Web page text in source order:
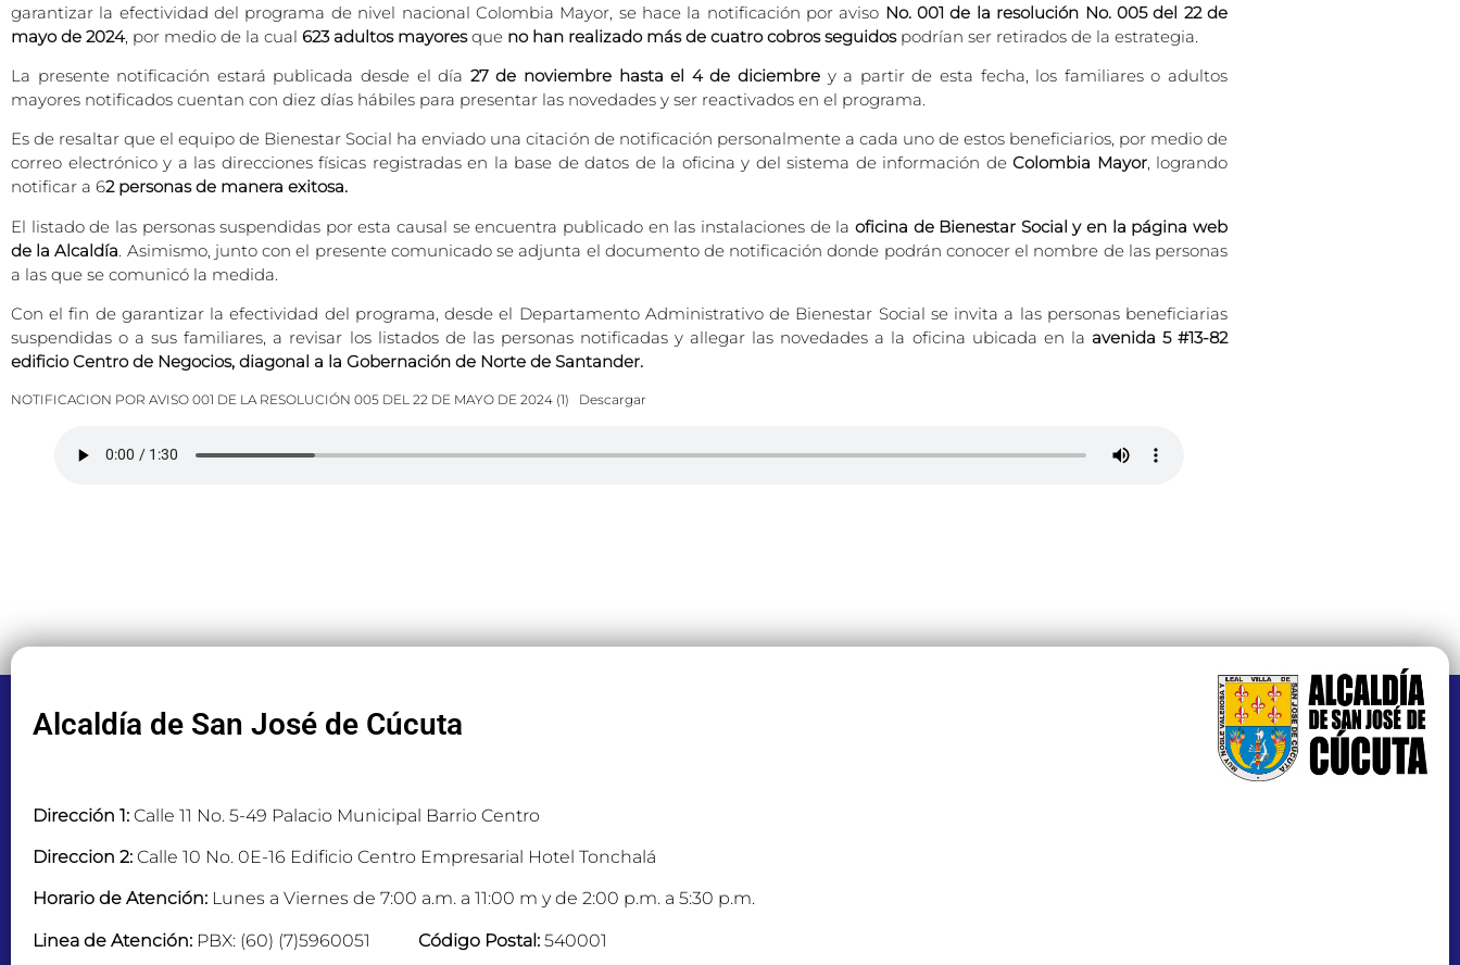
garantizar la efectividad del programa de nivel nacional Colombia Mayor, se hace la notificación por aviso No. 001 de la resolución No. 005 del 22 de
mayo de 2024, por medio de la cual 623 adultos mayoresque no han realizado más de cuatro cobros seguidospodrían ser retirados de la estrategia.
La presente notificación estará publicada desde el día 27 de noviembre hasta el 4 de diciembre y a partir de esta fecha, los familiares o adultos
mayores notificados cuentan con diez días hábiles para presentar las novedades y ser reactivados en el programa.
Es de resaltar que el equipo de Bienestar Social ha enviado una citación de notificación personalmente a cada uno de estos beneficiarios, por medio de
correo electrónico y a las direcciones físicas registradas en la base de datos de la oficina y del sistema de información de Colombia Mayor, logrando
notificar a 62 personas de manera exitosa.
El listado de las personas suspendidas por esta causal se encuentra publicado en las instalaciones de la oficina de Bienestar Social y en la página web
de la Alcaldía. Asimismo, junto con el presente comunicado se adjunta el documento de notificación donde podrán conocer el nombre de las personas
a las que se comunicó la medida.
Con el fin de garantizar la efectividad del programa, desde el Departamento Administrativo de Bienestar Social se invita a las personas beneficiarias
suspendidas o a sus familiares, a revisar los listados de las personas notificadas y allegar las novedades a la oficina ubicada en la avenida 5 #13-82
edificio Centro de Negocios, diagonal a la Gobernación de Norte de Santander.
NOTIFICACION POR AVISO 001 DE LA RESOLUCIÓN 005 DEL 22 DE MAYO DE 2024 (1) Descargar
Alcaldía de San José de Cúcuta
Dirección 1: Calle 11 No. 5-49 Palacio Municipal Barrio Centro
Direccion 2: Calle 10 No. 0E-16 Edificio Centro Empresarial Hotel Tonchalá
Horario de Atención: Lunes a Viernes de 7:00 a.m. a 11:00 m y de 2:00 p.m. a 5:30 p.m.
Linea de Atención: PBX: (60) (7)5960051 Código Postal: 540001